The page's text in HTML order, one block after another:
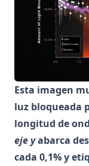
Esta imagen
luz bloqueada
longitud de
eje yabarca
cada 0,1% y